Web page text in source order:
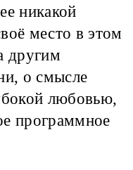
никакой
место в этом
другим
о смысле
любовью,
программное